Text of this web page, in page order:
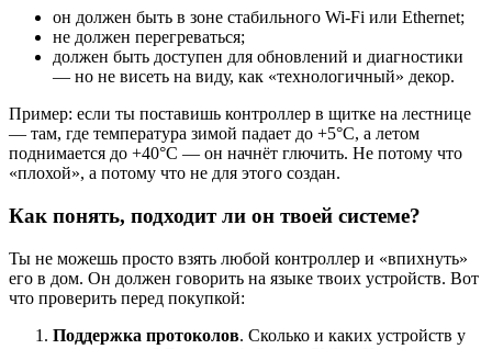
он должен быть в зоне стабильного Wi-Fi или Ethernet;
не должен перегреваться;
должен быть доступен для обновлений и диагностики
— но не висеть на виду, как «технологичный» декор.
Пример: если ты поставишь контроллер в щитке на лестнице
— там, где температура зимой падает до +5°C, а летом
поднимается до +40°C — он начнёт глючить. Не потому что
«плохой», а потому что не для этого создан.
Как понять, подходит ли он твоей системе?
Ты не можешь просто взять любой контроллер и «впихнуть»
его в дом. Он должен говорить на языке твоих устройств. Вот
что проверить перед покупкой:
Поддержка протоколов. Сколько и каких устройств у